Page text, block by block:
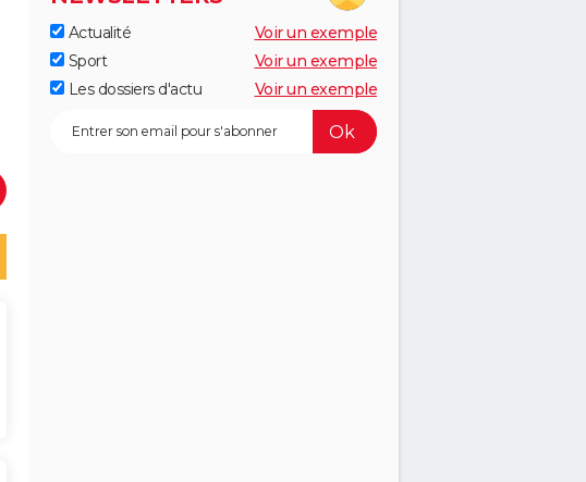
Actualité
Voir un exemple
Sport
Voir un exemple
Les dossiers d'actu
Voir un exemple